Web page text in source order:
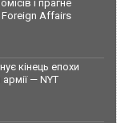
і прагне
Foreign Affairs
кінець епохи
армії — NYT